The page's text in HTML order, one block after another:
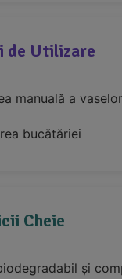
de Utilizare
manuală a
bucătăriei
Cheie
și